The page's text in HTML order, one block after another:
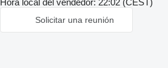
Hora local del vendedor: 22:02 (CEST)
Solicitar una reunión